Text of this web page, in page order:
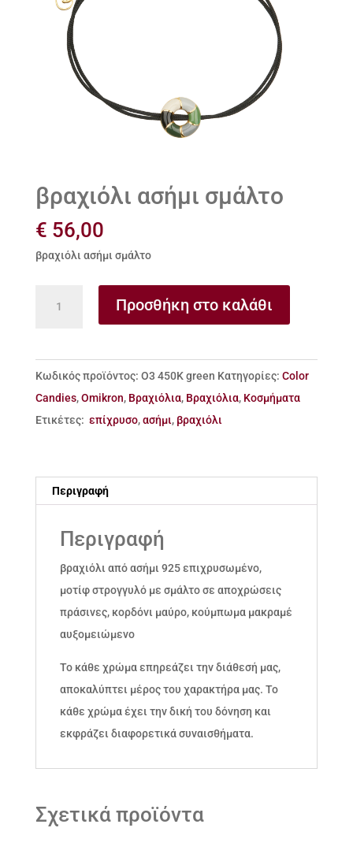
βραχιόλι ασήμι σμάλτο
€ 56,00
βραχιόλι ασήμι σμάλτο
ποσότητα
Προσθήκη στο καλάθι
Κωδικός προϊόντος: Ο3 450Κ green Κατηγορίες: Color
Candies,Omikron, Βραχιόλια, Βραχιόλια, Κοσμήματα
Ετικέτες: επίχρυσο,ασήμι, βραχιόλι
Περιγραφή
Περιγραφή
βραχιόλι από ασήμι 925 επιχρυσωμένο,
μοτίφ στρογγυλό με σμάλτο σε αποχρώσεις
πράσινες, κορδόνι μαύρο, κούμπωμα μακραμέ
αυξομειώμενο
Το κάθε χρώμα επηρεάζει την διάθεσή μας,
αποκαλύπτει μέρος του χαρακτήρα μας. Το
κάθε χρώμα έχει την δική του δόνηση και
εκφράζει διαφορετικά συναισθήματα.
Σχετικά προϊόντα